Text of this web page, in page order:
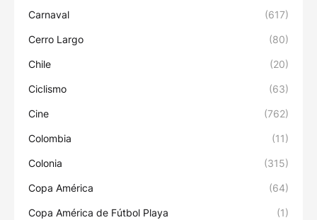
Carnaval (617)
Cerro Largo (80)
Chile (20)
Ciclismo (63)
Cine (762)
Colombia (11)
Colonia (315)
Copa América (64)
Copa América de Fútbol Playa (1)